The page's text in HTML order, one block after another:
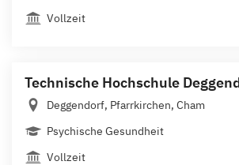
Vollzeit
Technische Hochschule
Deggendorf, Pfarrkirchen, Cham
Psychische Gesundheit
Vollzeit